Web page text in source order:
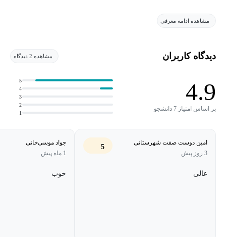
مشاهده ادامه معرفی
دیدگاه کاربران مشاهده 2 دیدگاه
4.9
بر اساس امتیاز 7 دانشجو
1
2
3
4
5
امین دوست صفت شهرستانی
3 روز پیش
5
عالی
جواد موسی‌خانی
1 ماه پیش
خوب